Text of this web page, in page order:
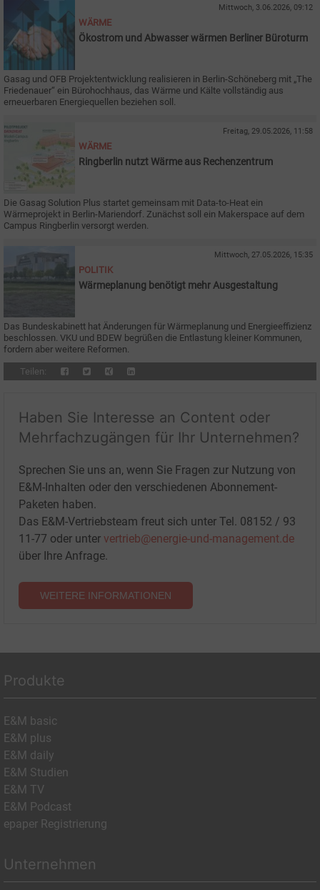
Mittwoch, 3.06.2026, 09:12
WÄRME
Ökostrom und Abwasser wärmen Berliner Büroturm
Gasag und OFB Projektentwicklung realisieren in Berlin-Schöneberg mit „The
Friedenauer“ ein Bürohochhaus, das Wärme und Kälte vollständig aus
erneuerbaren Energiequellen beziehen soll.
Freitag, 29.05.2026, 11:58
WÄRME
Ringberlin nutzt Wärme aus Rechenzentrum
Die Gasag Solution Plus startet gemeinsam mit Data-to-Heat ein
Wärmeprojekt in Berlin-Mariendorf. Zunächst soll ein Makerspace auf dem
Campus Ringberlin versorgt werden.
Mittwoch, 27.05.2026, 15:35
POLITIK
Wärmeplanung benötigt mehr Ausgestaltung
Das Bundeskabinett hat Änderungen für Wärmeplanung und Energieeffizienz
beschlossen. VKU und BDEW begrüßen die Entlastung kleiner Kommunen,
fordern aber weitere Reformen.
Teilen:
Haben Sie Interesse an Content oder
Mehrfachzugängen für Ihr Unternehmen?
Sprechen Sie uns an, wenn Sie Fragen zur Nutzung von
E&M-Inhalten oder den verschiedenen Abonnement-
Paketen haben.
Das E&M-Vertriebsteam freut sich unter Tel. 08152 / 93
11-77 oder unter vertrieb@energie-und-management.de
über Ihre Anfrage.
WEITERE INFORMATIONEN
Produkte
E&M basic
E&M plus
E&M daily
E&M Studien
E&M TV
E&M Podcast
epaper Registrierung
Unternehmen